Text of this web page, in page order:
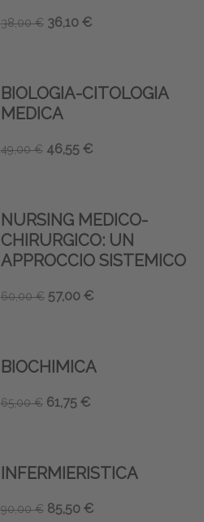
38,00 € 36,10 €
BIOLOGIA-CITOLOGIA
MEDICA
49,00 € 46,55 €
NURSING MEDICO-
CHIRURGICO: UN
APPROCCIO SISTEMICO
60,00 € 57,00 €
BIOCHIMICA
65,00 € 61,75 €
INFERMIERISTICA
90,00 € 85,50 €